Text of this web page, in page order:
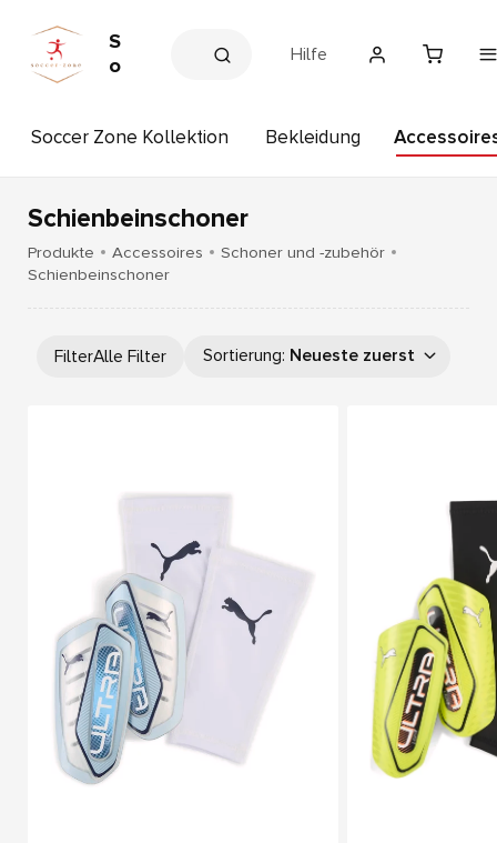
S
o
e
o
e
Hilfe
Soccer Zone Kollektion Bekleidung
Schienbeinschoner
Produkte Accessoires
Schoner und -zubehör
Schienbeinschoner
FilterAlle Filter Sortierung: Neueste zuerst